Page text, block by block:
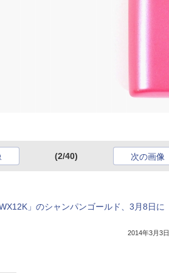
(2/40) 次の画像
」のシャンパンゴールド、3月8日に
2014年3月3日